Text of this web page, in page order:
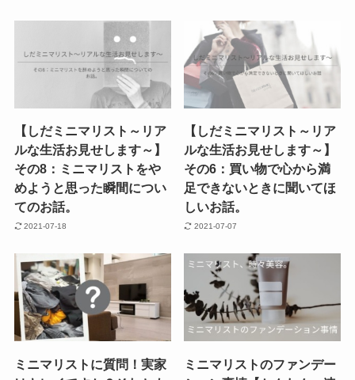
【しだミニマリスト～リア
ルな生活お見せします～】
その8：ミニマリストをや
めようと思った瞬間につい
てのお話。
2021-07-18
【しだミニマリスト～リア
ルな生活お見せします～】
その6：買い物で心から満
足できないときに聞いてほ
しいお話。
2021-07-07
ミニマリストに質問！実家
ミニマリストのファンデー